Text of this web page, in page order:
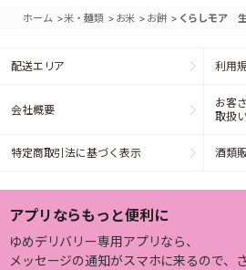
ホーム >米・麺類 > お米 > お餅 > くらしモア
配送エリア 利用
会社概要
お客
取扱
特定商取引法に基づく表示 酒類
アプリならもっと便利に
ゆめデリバリー専用アプリなら、
メッセージの通知がスマホに来るので、